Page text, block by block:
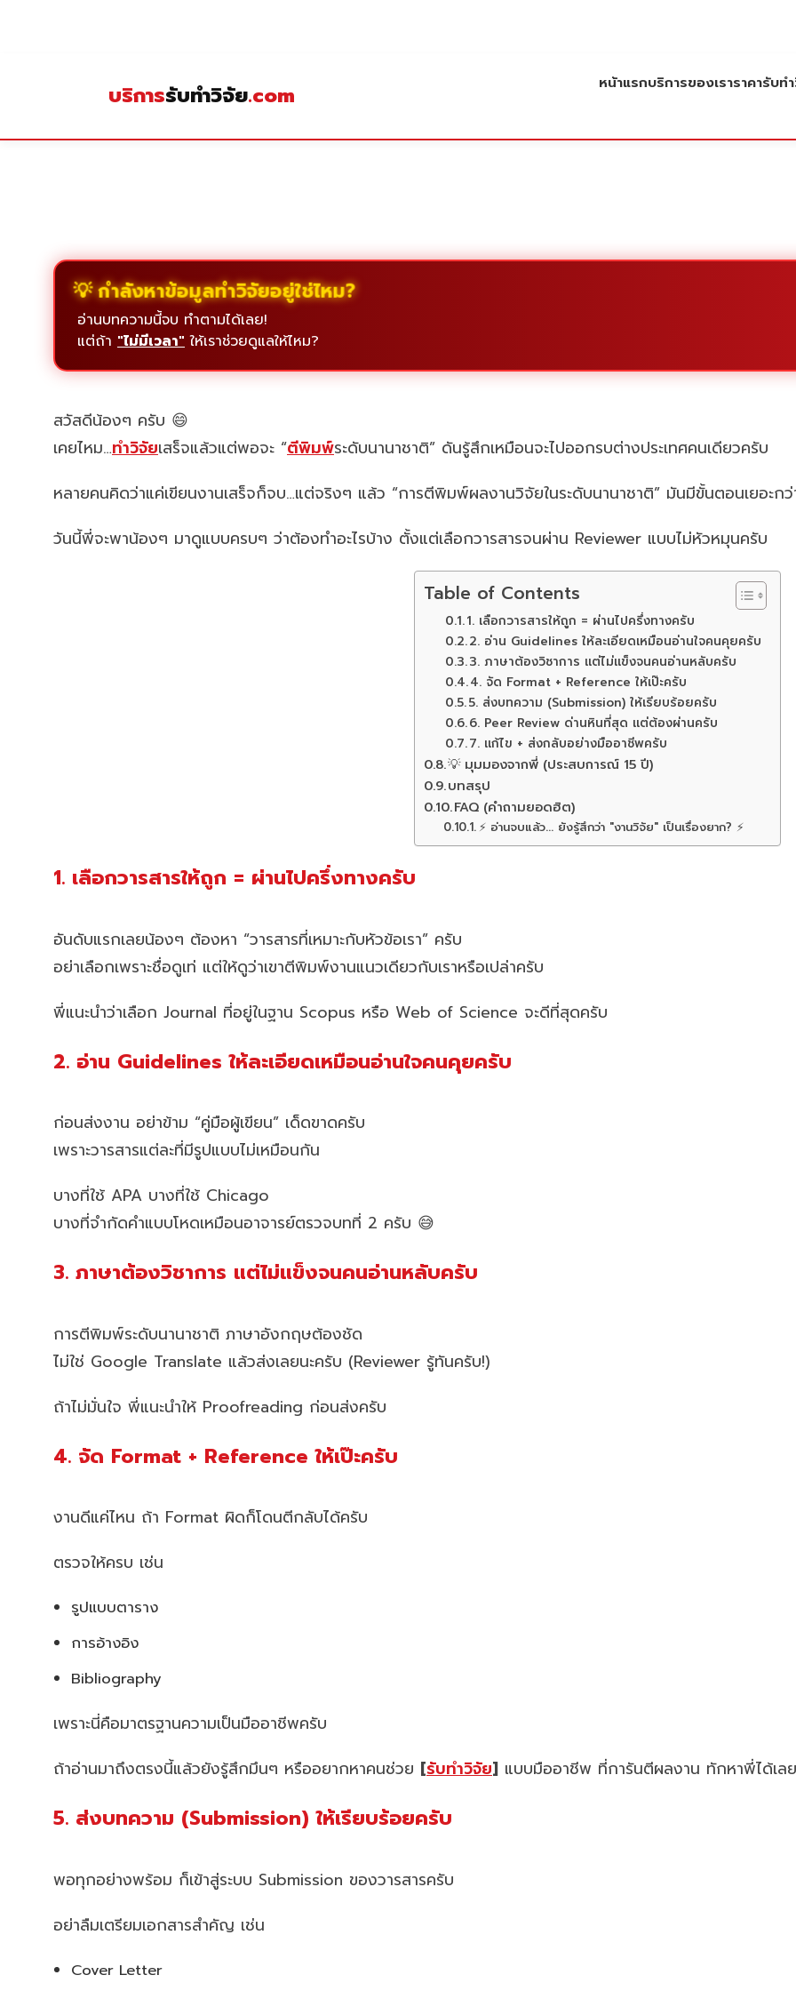
บริการรับทำวิจัย.com หน้าแรกบริการของเราราคารับท
💡 กำลังหาข้อมูลทำวิจัยอยู่ใช่ไหม?
อ่านบทความนี้จบ ทำตามได้เลย!
แต่ถ้า "ไม่มีเวลา" ให้เราช่วยดูแลให้ไหม?
สวัสดีน้องๆ ครับ 😄
เคยไหม…ทำวิจัยเสร็จแล้วแต่พอจะ “ตีพิมพ์ระดับนานาชาติ” ดันรู้สึกเหมือนจะไปออกรบต่างประเทศคนเดียวครับ
หลายคนคิดว่าแค่เขียนงานเสร็จก็จบ…แต่จริงๆ แล้ว “การตีพิมพ์ผลงานวิจัยในระดับนานาชาติ” มันมีขั้นตอนเยอะก
วันนี้พี่จะพาน้องๆ มาดูแบบครบๆ ว่าต้องทำอะไรบ้าง ตั้งแต่เลือกวารสารจนผ่าน Reviewer แบบไม่หัวหมุนครับ
Table of Contents
1. เลือกวารสารให้ถูก = ผ่านไปครึ่งทางครับ
2. อ่าน Guidelines ให้ละเอียดเหมือนอ่านใจคนคุยครับ
3. ภาษาต้องวิชาการ แต่ไม่แข็งจนคนอ่านหลับครับ
4. จัด Format + Reference ให้เป๊ะครับ
5. ส่งบทความ (Submission) ให้เรียบร้อยครับ
6. Peer Review ด่านหินที่สุด แต่ต้องผ่านครับ
7. แก้ไข + ส่งกลับอย่างมืออาชีพครับ
💡 มุมมองจากพี่ (ประสบการณ์ 15 ปี)
บทสรุป
FAQ (คำถามยอดฮิต)
⚡ อ่านจบแล้ว... ยังรู้สึกว่า "งานวิจัย" เป็นเรื่องยาก? ⚡
1. เลือกวารสารให้ถูก = ผ่านไปครึ่งทางครับ
อันดับแรกเลยน้องๆ ต้องหา “วารสารที่เหมาะกับหัวข้อเรา” ครับ
อย่าเลือกเพราะชื่อดูเท่ แต่ให้ดูว่าเขาตีพิมพ์งานแนวเดียวกับเราหรือเปล่าครับ
พี่แนะนำว่าเลือก Journal ที่อยู่ในฐาน Scopus หรือ Web of Science จะดีที่สุดครับ
2. อ่าน Guidelines ให้ละเอียดเหมือนอ่านใจคนคุยครับ
ก่อนส่งงาน อย่าข้าม “คู่มือผู้เขียน” เด็ดขาดครับ
เพราะวารสารแต่ละที่มีรูปแบบไม่เหมือนกัน
บางที่ใช้ APA บางที่ใช้ Chicago
บางที่จำกัดคำแบบโหดเหมือนอาจารย์ตรวจบทที่ 2 ครับ 😅
3. ภาษาต้องวิชาการ แต่ไม่แข็งจนคนอ่านหลับครับ
การตีพิมพ์ระดับนานาชาติ ภาษาอังกฤษต้องชัด
ไม่ใช่ Google Translate แล้วส่งเลยนะครับ (Reviewer รู้ทันครับ!)
ถ้าไม่มั่นใจ พี่แนะนำให้ Proofreading ก่อนส่งครับ
4. จัด Format + Reference ให้เป๊ะครับ
งานดีแค่ไหน ถ้า Format ผิดก็โดนตีกลับได้ครับ
ตรวจให้ครบ เช่น
รูปแบบตาราง
การอ้างอิง
Bibliography
เพราะนี่คือมาตรฐานความเป็นมืออาชีพครับ
ถ้าอ่านมาถึงตรงนี้แล้วยังรู้สึกมึนๆ หรืออยากหาคนช่วย [รับทำวิจัย] แบบมืออาชีพ ที่การันตีผลงาน ทักหาพี่ได้เล
5. ส่งบทความ (Submission) ให้เรียบร้อยครับ
พอทุกอย่างพร้อม ก็เข้าสู่ระบบ Submission ของวารสารครับ
อย่าลืมเตรียมเอกสารสำคัญ เช่น
Cover Letter